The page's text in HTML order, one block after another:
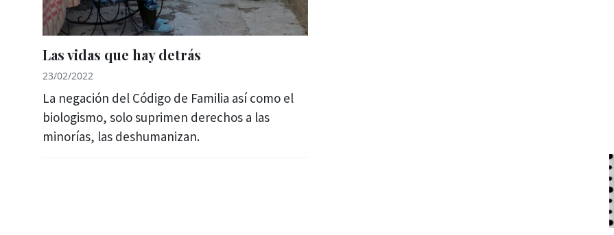
Las vidas que hay detrás
23/02/2022
La negación del Código de Familia así como el
biologismo, solo suprimen derechos a las
minorías, las deshumanizan.